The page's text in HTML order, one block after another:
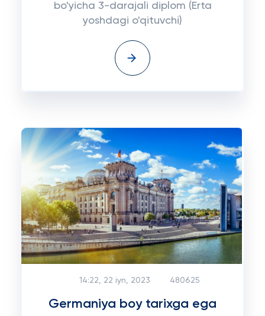
bo'yicha 3-darajali diplom (Erta
yoshdagi o'qituvchi)
14:22, 22 iyn, 2023 480625
Germaniya boy tarixga ega